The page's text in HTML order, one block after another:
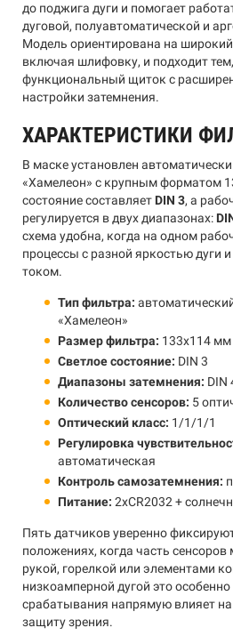
до поджига дуги и помогает
дуговой, полуавтоматической и
Модель ориентирована на
включая шлифовку, и подходит
функциональный щиток с
настройки затемнения.
ХАРАКТЕРИСТИКИ
В маске установлен
«Хамелеон» с крупным форматом
состояние составляет DIN 3, а
регулируется в двух диапазонах:
схема удобна, когда на одном
процессы с разной яркостью дуги
током.
Тип фильтра:
«Хамелеон»
Размер фильтра: 133x114 мм
Светлое состояние: DIN 3
Диапазоны затемнения: DIN
Количество сенсоров: 5
Оптический класс: 1/1/1/1
Регулировка
автоматическая
Контроль самозатемнения:
Питание: 2хCR2032 +
Пять датчиков уверенно
положениях, когда часть
рукой, горелкой или элементами
низкоамперной дугой это
срабатывания напрямую влияет
защиту зрения.